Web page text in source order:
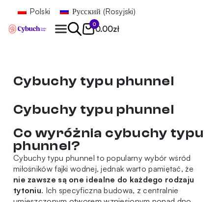
Polski Русский (Rosyjski)
0
0.00zł
Cybuchy typu phunnel
Cybuchy typu phunnel
Co wyróżnia cybuchy typu
phunnel?
Cybuchy typu phunnel to popularny wybór wśród
miłośników fajki wodnej, jednak warto pamiętać, że
nie zawsze są one idealne do każdego rodzaju
tytoniu. Ich specyficzna budowa, z centralnie